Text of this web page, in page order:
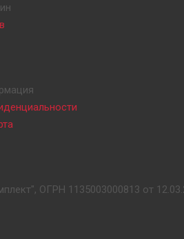
ОГРН 1135003000813 от